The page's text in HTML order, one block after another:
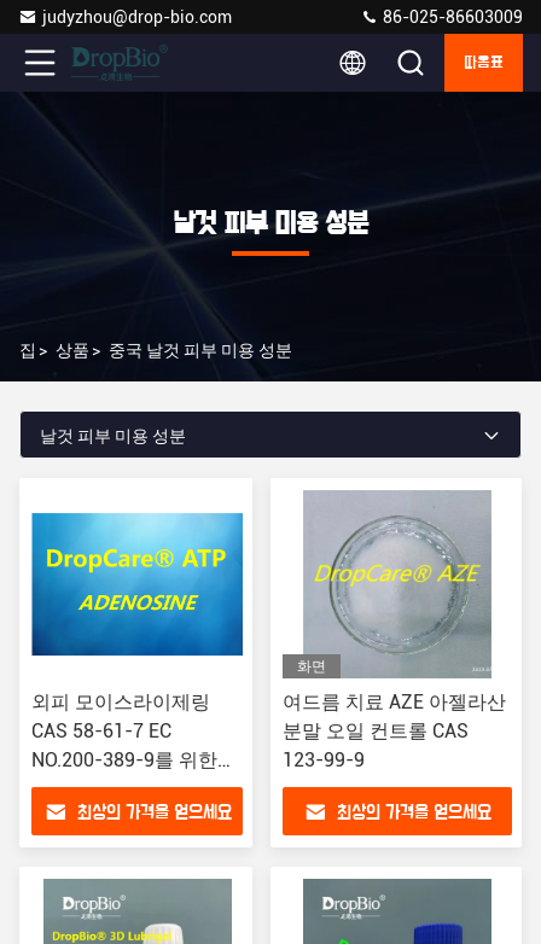
judyzhou@drop-bio.com 86-025-86603009
따옴표
날것 피부 미용 성분
집 > 상품 > 중국 날것 피부 미용 성분
날것 피부 미용 성분
외피 모이스라이제링
CAS 58-61-7 EC
NO.200-389-9를 위한
99% ATP 아데노신 파우
더
최상의 가격을 얻으세요
화면
여드름 치료 AZE 아젤라산
분말 오일 컨트롤 CAS
123-99-9
최상의 가격을 얻으세요